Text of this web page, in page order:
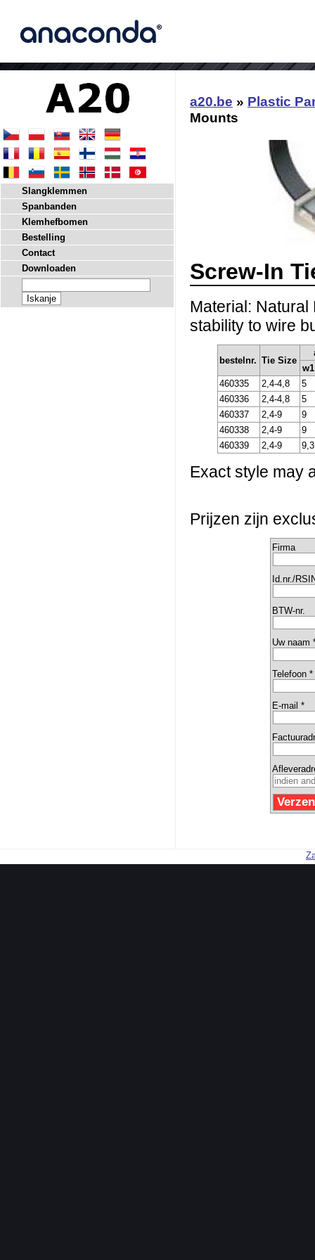
a20.be » Plastic
Mounts
Screw-In
Material:
stability to wire
bestelnr. Tie Size
w1
460335
2,4-4,8
5
460336
2,4-4,8
5
460337
2,4-9
9
460338
2,4-9
9
460339
2,4-9 9,3
Exact style may
Prijzen zijn
Firma
Id.nr./
BTW-nr.
Uw naam
Telefoon *
E-mail *
Slangklemmen
Spanbanden
Klemhefbomen
Bestelling
Contact
Downloaden